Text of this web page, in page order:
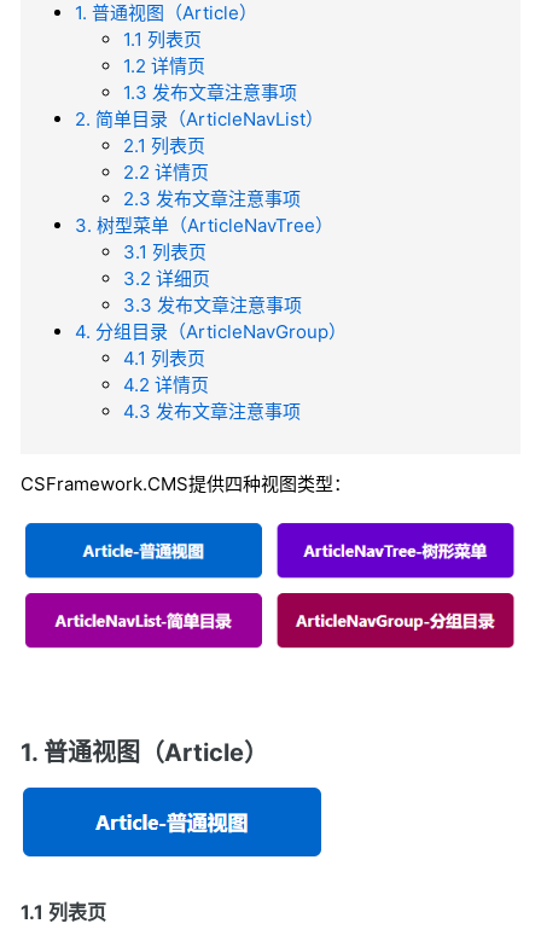
1. 普通视图（Article）
1.1 列表页
1.2 详情页
1.3 发布文章注意事项
2. 简单目录（ArticleNavList）
2.1 列表页
2.2 详情页
2.3 发布文章注意事项
3. 树型菜单（ArticleNavTree）
3.1 列表页
3.2 详细页
3.3 发布文章注意事项
4. 分组目录（ArticleNavGroup）
4.1 列表页
4.2 详情页
4.3 发布文章注意事项
CSFramework.CMS提供四种视图类型：
1. 普通视图（Article）
1.1 列表页